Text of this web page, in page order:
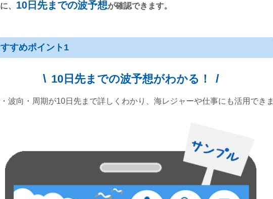
、 10日先までの波予想が確認できます。
すめポイント1
10日先までの波予想がわかる！
波向・周期が10日先まで詳しくわかり、海レジャーや仕事にも活用できま